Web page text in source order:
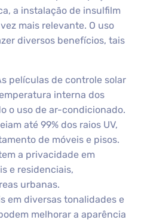
a instalação de insulfilm
mais relevante. O uso
diversos benefícios, tais
películas de controle solar
interna dos
o uso de ar-condicionado.
até 99% dos raios UV,
de móveis e pisos.
a privacidade em
e residenciais,
urbanas.
em diversas tonalidades e
melhorar a aparência